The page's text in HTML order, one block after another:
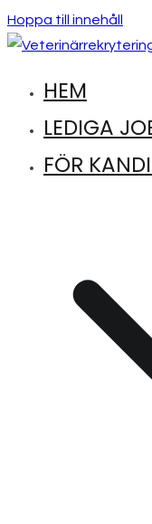
Hoppa till innehåll
Hitta lediga
HEM
LEDIGA
FÖR